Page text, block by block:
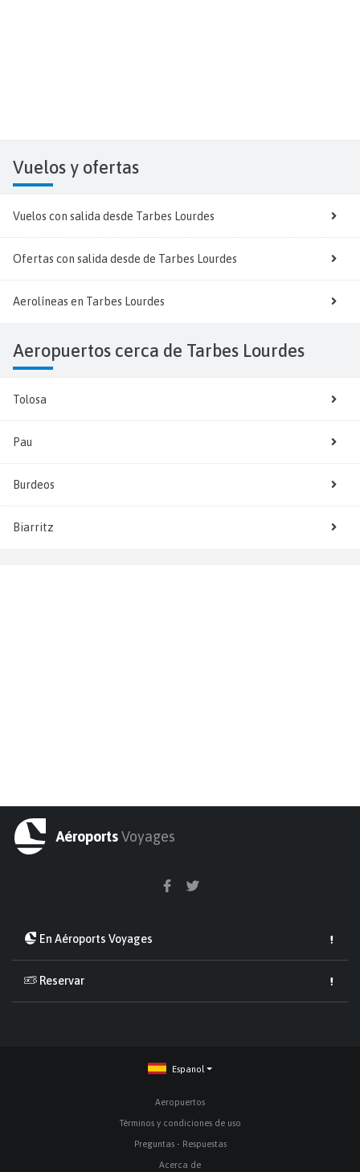
Vuelos y ofertas
Vuelos con salida desde Tarbes Lourdes
Ofertas con salida desde de Tarbes Lourdes
Aerolíneas en Tarbes Lourdes
Aeropuertos cerca de Tarbes Lourdes
Tolosa
Pau
Burdeos
Biarritz
AéroportsVoyages
En Aéroports Voyages
Reservar
Espanol
Aeropuertos
Términos y condiciones de uso
Preguntas - Respuestas
Acerca de